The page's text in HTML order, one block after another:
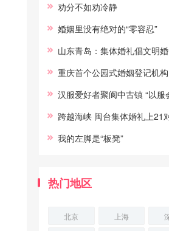
分。公平地说，无论
分，对于当局者都具
好”，劝
劝分不如劝冷静
婚姻里没有绝对的“零容忍”
山东青岛：集体婚礼倡文明婚庆新风尚
重庆首个公园式婚姻登记机构正式投用
汉服爱好者聚阆中古镇 “以服会
跨越海峡 闽台集体婚礼上21对新人结姻
我的左脚是“板凳”
热门地区
北京 上海